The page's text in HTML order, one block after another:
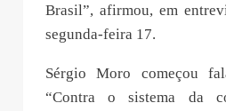
Brasil”, afirmou, em
segunda-feira 17.
Sérgio Moro começou
“Contra o sistema da